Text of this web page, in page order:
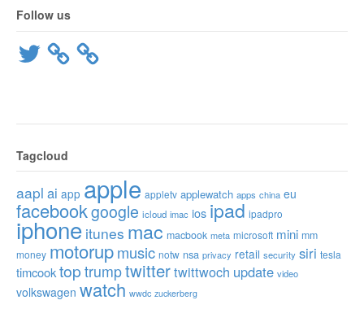
Follow us
Twitter
Tagcloud
aapl ai app apple appletv applewatch apps china eu
facebookgoogle icloud imac ios ipad ipadpro
iphone itunes mac macbook meta microsoft mini mm
money motorupmusic notw nsa privacy retail security siri tesla
timcooktop trumptwittertwittwoch update video
volkswagen watch wwdc zuckerberg